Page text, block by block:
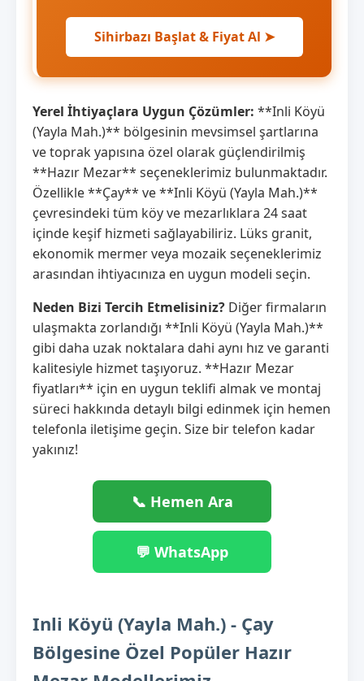
Sihirbazı Başlat & Fiyat Al ➤
Yerel İhtiyaçlara Uygun Çözümler: **Inli Köyü
(Yayla Mah.)** bölgesinin mevsimsel şartlarına
ve toprak yapısına özel olarak güçlendirilmiş
**Hazır Mezar** seçeneklerimiz bulunmaktadır.
Özellikle **Çay** ve **Inli Köyü (Yayla Mah.)**
çevresindeki tüm köy ve mezarlıklara 24 saat
içinde keşif hizmeti sağlayabiliriz. Lüks granit,
ekonomik mermer veya mozaik seçeneklerimiz
arasından ihtiyacınıza en uygun modeli seçin.
Neden Bizi Tercih Etmelisiniz? Diğer firmaların
ulaşmakta zorlandığı **Inli Köyü (Yayla Mah.)**
gibi daha uzak noktalara dahi aynı hız ve garanti
kalitesiyle hizmet taşıyoruz. **Hazır Mezar
fiyatları** için en uygun teklifi almak ve montaj
süreci hakkında detaylı bilgi edinmek için hemen
telefonla iletişime geçin. Size bir telefon kadar
yakınız!
📞 Hemen Ara
💬 WhatsApp
Inli Köyü (Yayla Mah.) - Çay
Bölgesine Özel Popüler Hazır